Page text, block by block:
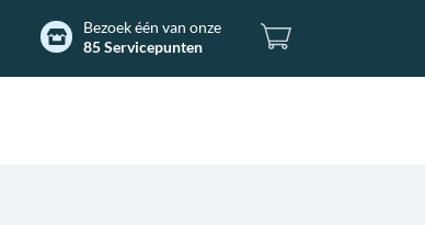
Bezoek één van onze
85 Servicepunten